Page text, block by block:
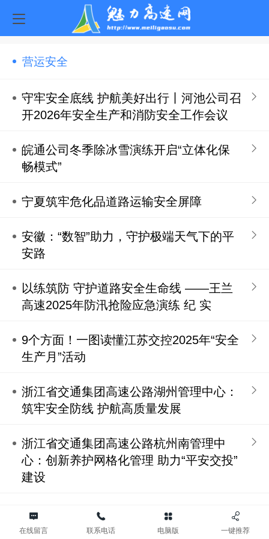
营运安全
守牢安全底线 护航美好出行丨河池公司召
开2026年安全生产和消防安全工作会议
皖通公司冬季除冰雪演练开启“立体化保
畅模式”
宁夏筑牢危化品道路运输安全屏障
安徽：“数智”助力，守护极端天气下的平
安路
以练筑防 守护道路安全生命线 ——王兰
高速2025年防汛抢险应急演练 纪 实
9个方面！一图读懂江苏交控2025年“安全
生产月”活动
浙江省交通集团高速公路湖州管理中心：
筑牢安全防线 护航高质量发展
浙江省交通集团高速公路杭州南管理中
心：创新养护网格化管理 助力“平安交投”
建设
广西交投玉林公司：构建“三位一体”防汛
体系 筑牢高速安全网
在线留言 联系电话 电脑版 一键推荐